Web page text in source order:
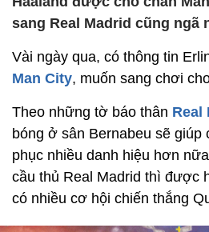
sang Real Madrid cũng ngã
Vài ngày qua, có thông tin
Man City, muốn sang chơi
Theo những tờ báo thân Real
bóng ở sân Bernabeu sẽ giúp
phục nhiều danh hiệu hơn
cầu thủ Real Madrid thì được
có nhiều cơ hội chiến thắng